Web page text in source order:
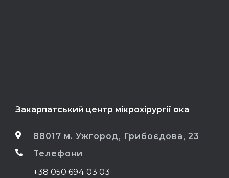
Закарпатський центр мікрохірургії ока
88017 м. Ужгород, Грибоєдова, 23
Телефони
+38 050 694 03 03